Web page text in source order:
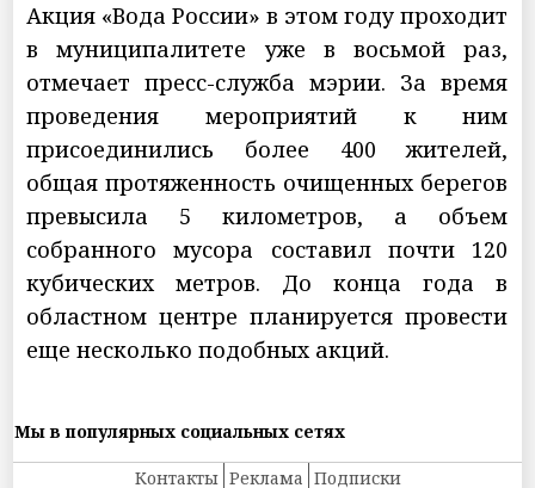
Акция «Вода России» в этом году проходит
в муниципалитете уже в восьмой раз,
отмечает пресс-служба мэрии. За время
проведения мероприятий к ним
присоединились более 400 жителей,
общая протяженность очищенных берегов
превысила 5 километров, а объем
собранного мусора составил почти 120
кубических метров. До конца года в
областном центре планируется провести
еще несколько подобных акций.
Мы в популярных социальных сетях
Контакты Реклама Подписки